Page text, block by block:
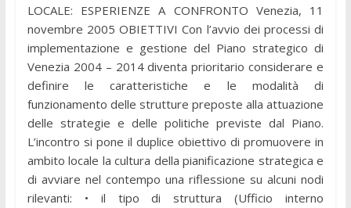
LOCALE: ESPERIENZE A CONFRONTO Venezia, 11
novembre 2005 OBIETTIVI Con l’avvio dei processi di
implementazione e gestione del Piano strategico di
Venezia 2004 – 2014 diventa prioritario considerare e
definire le caratteristiche e le modalità di
funzionamento delle strutture preposte alla attuazione
delle strategie e delle politiche previste dal Piano.
L’incontro si pone il duplice obiettivo di promuovere in
ambito locale la cultura della pianificazione strategica e
di avviare nel contempo una riflessione su alcuni nodi
rilevanti: • il tipo di struttura (Ufficio interno